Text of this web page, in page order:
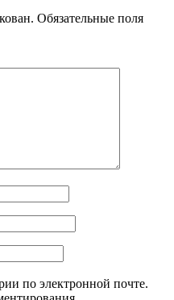
Обязательные поля
по электронной почте.